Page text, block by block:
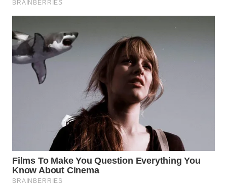
MALUT
WN
DAIRI
WN
DANAU
WN
LANGKAT